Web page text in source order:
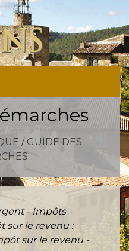
/ GUIDE DES
- Impôts -
sur le revenu :
sur le revenu -